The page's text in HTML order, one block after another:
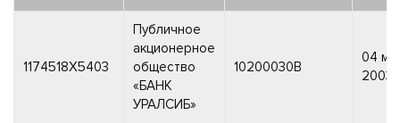
1174518X5403
Публичное
акционерное
общество
«БАНК
УРАЛСИБ»
10200030B
04
2003